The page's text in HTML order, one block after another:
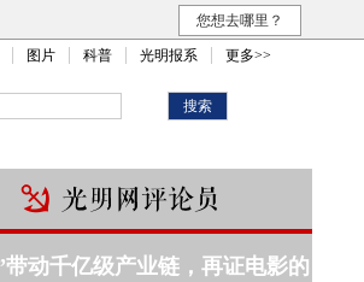
您想去哪里？
图片 科普 光明报系 更多>>
带动千亿级产业链，再证电影的